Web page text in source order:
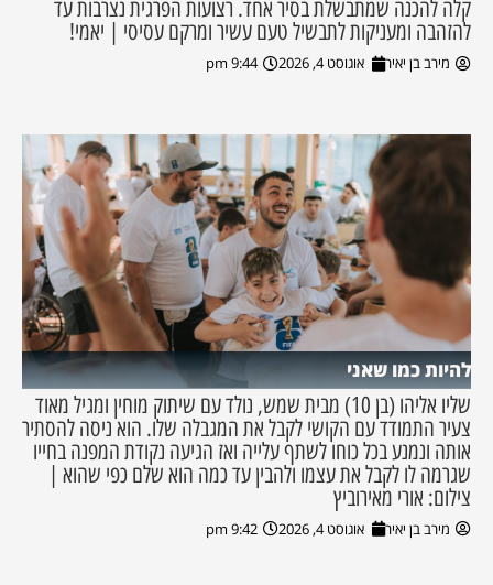
קלה להכנה שמתבשלת בסיר אחד. רצועות הפרגית נצרבות עד
להזהבה ומעניקות לתבשיל טעם עשיר ומרקם עסיסי | יאמי!
מירב בן יאיר אוגוסט 4, 2026 9:44 pm
להיות כמו שאני
שליו אליהו (בן 10) מבית שמש, נולד עם שיתוק מוחין ומגיל מאוד
צעיר התמודד עם הקושי לקבל את המגבלה שלו. הוא ניסה להסתיר
אותה ונמנע בכל כוחו לשתף עלייה ואז הגיעה נקודת המפנה בחייו
שגרמה לו לקבל את עצמו ולהבין עד כמה הוא שלם כפי שהוא |
צילום: אורי מאירוביץ
מירב בן יאיר אוגוסט 4, 2026 9:42 pm